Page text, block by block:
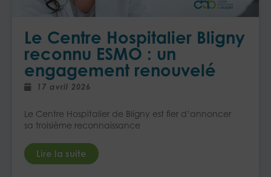
Le Centre Hospitalier Bligny
reconnu ESMO : un
engagement renouvelé
17 avril 2026
Le Centre Hospitalier de Bligny est fier d’annoncer
sa troisième reconnaissance
Lire la suite